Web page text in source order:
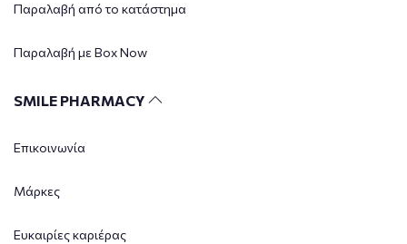
Παραλαβή από το κατάστημα
Παραλαβή με Box Now
SMILE PHARMACY
Επικοινωνία
Μάρκες
Ευκαιρίες καριέρας